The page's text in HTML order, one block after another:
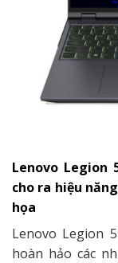
Lenovo Legion
cho ra hiệu
họa
Lenovo Legion
hoàn hảo các